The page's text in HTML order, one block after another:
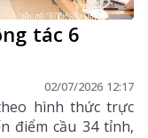
tác 6
02/07/2026 12:17
hình thức trực
điểm cầu 34 tỉnh,